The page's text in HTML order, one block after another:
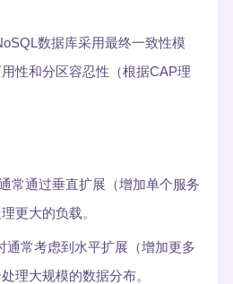
数据库采用最终一致性模
性和分区容忍性（根据CAP理
通常通过垂直扩展（增加单个服务
更大的负载。
通常考虑到水平扩展（增加更多
理大规模的数据分布。